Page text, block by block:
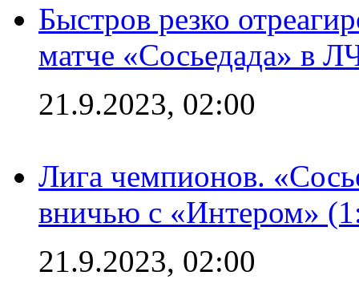
Быстров резко
матче «Сосьедада» в
21.9.2023, 02:00
Лига чемпионов.
вничью с «Интером»
21.9.2023, 02:00